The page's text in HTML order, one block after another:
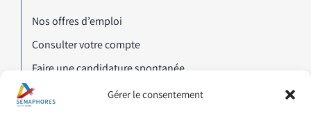
Gérer le consentement
Nos offres d’emploi
Consulter votre compte
Faire une candidature spontanée